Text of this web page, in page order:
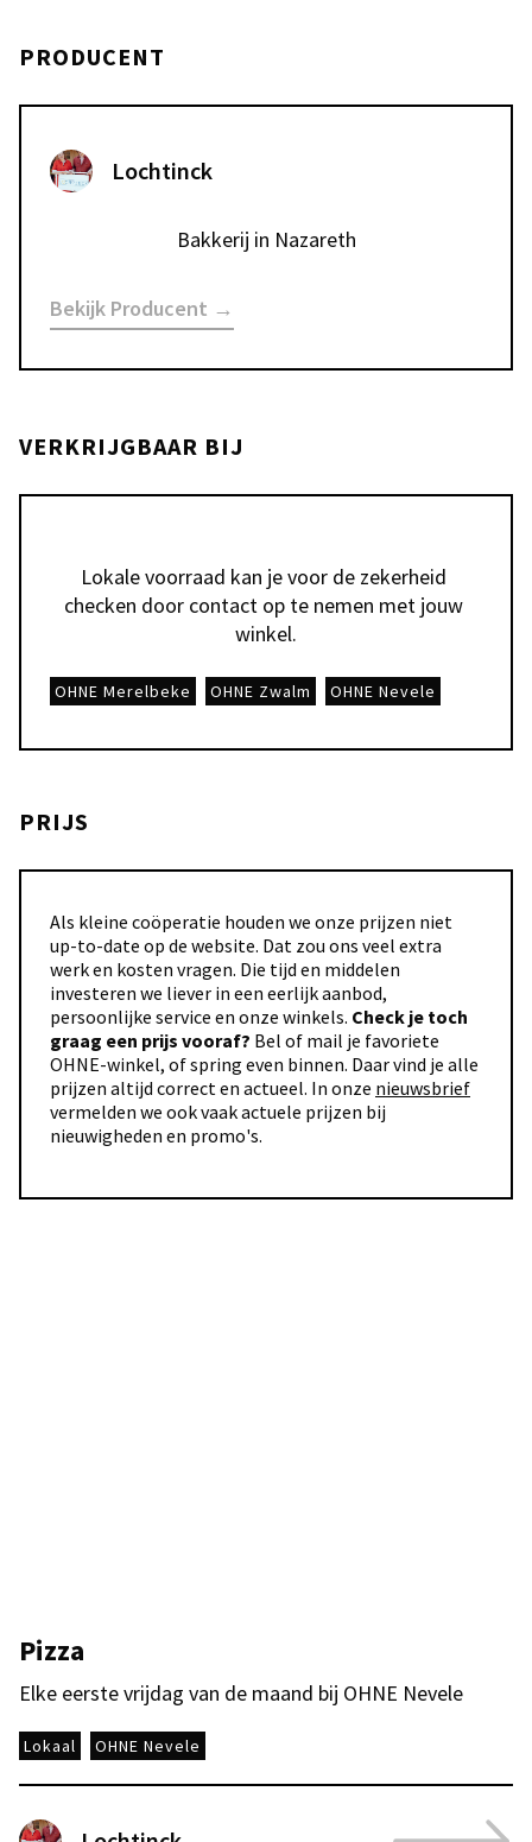
PRODUCENT
Lochtinck
Bakkerij in Nazareth
Bekijk Producent →
VERKRIJGBAAR BIJ
Lokale voorraad kan je voor de zekerheid
checken door contact op te nemen met jouw
winkel.
OHNE Merelbeke OHNE Zwalm OHNE Nevele
PRIJS
Als kleine coöperatie houden we onze prijzen niet
up-to-date op de website. Dat zou ons veel extra
werk en kosten vragen. Die tijd en middelen
investeren we liever in een eerlijk aanbod,
persoonlijke service en onze winkels. Check je toch
graag een prijs vooraf? Bel of mail je favoriete
OHNE-winkel, of spring even binnen. Daar vind je alle
prijzen altijd correct en actueel. In onze nieuwsbrief
vermelden we ook vaak actuele prijzen bij
nieuwigheden en promo's.
Pizza
Elke eerste vrijdag van de maand bij OHNE Nevele
Lokaal OHNE Nevele